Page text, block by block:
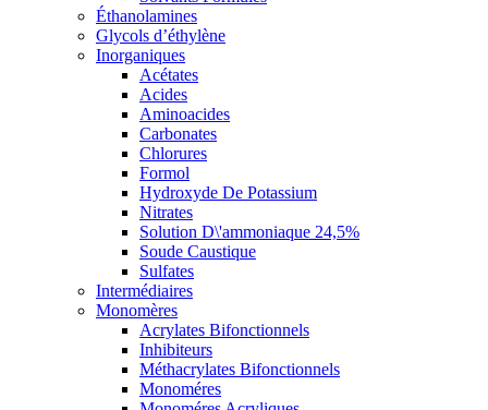
Éthanolamines
Glycols d’éthylène
Inorganiques
Acétates
Acides
Aminoacides
Carbonates
Chlorures
Formol
Hydroxyde De Potassium
Nitrates
Solution D\'ammoniaque 24,5%
Soude Caustique
Sulfates
Intermédiaires
Monomères
Acrylates Bifonctionnels
Inhibiteurs
Méthacrylates Bifonctionnels
Monoméres